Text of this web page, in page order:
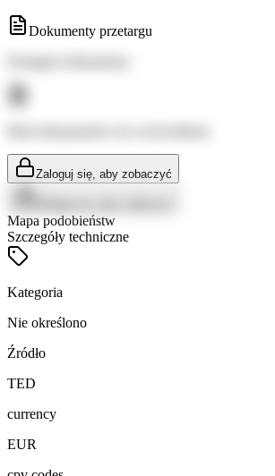
Dokumenty przetargu
Zaloguj się, aby zobaczyć
Mapa podobieństw
Szczegóły techniczne
Kategoria
Nie określono
Źródło
TED
currency
EUR